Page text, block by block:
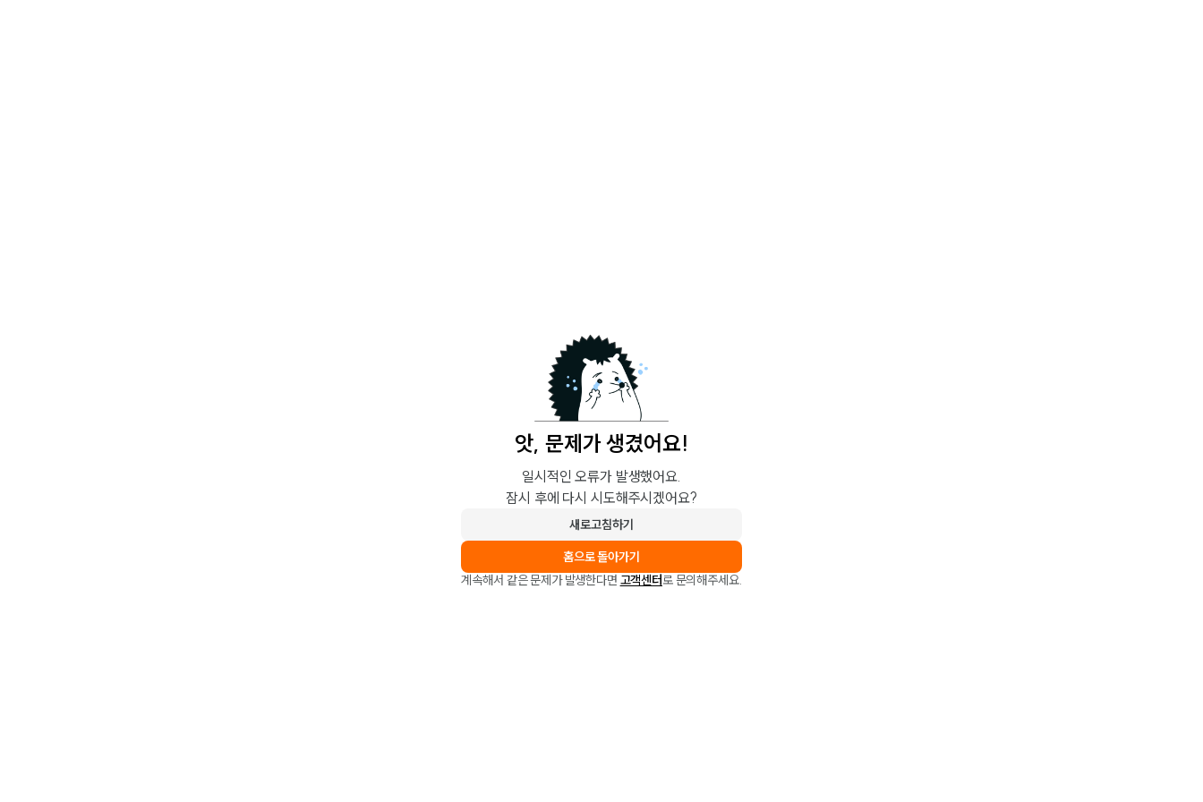
앗, 문제가 생겼어요!
일시적인 오류가 발생했어요.
잠시 후에 다시 시도해주시겠어요?
새로고침하기
홈으로 돌아가기
계속해서 같은 문제가 발생한다면 고객센터로 문의해주세요.